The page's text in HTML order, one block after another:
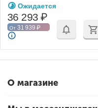
Ожидается
36 293 ₽
От 31 939 ₽
О магазине